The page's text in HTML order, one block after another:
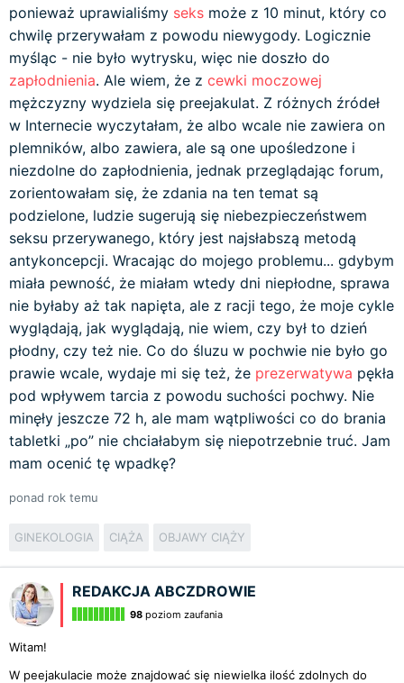
ponieważ uprawialiśmy seks może z 10 minut, który co
chwilę przerywałam z powodu niewygody. Logicznie
myśląc - nie było wytrysku, więc nie doszło do
zapłodnienia. Ale wiem, że z cewki moczowej
mężczyzny wydziela się preejakulat. Z różnych źródeł
w Internecie wyczytałam, że albo wcale nie zawiera on
plemników, albo zawiera, ale są one upośledzone i
niezdolne do zapłodnienia, jednak przeglądając forum,
zorientowałam się, że zdania na ten temat są
podzielone, ludzie sugerują się niebezpieczeństwem
seksu przerywanego, który jest najsłabszą metodą
antykoncepcji. Wracając do mojego problemu... gdybym
miała pewność, że miałam wtedy dni niepłodne, sprawa
nie byłaby aż tak napięta, ale z racji tego, że moje cykle
wyglądają, jak wyglądają, nie wiem, czy był to dzień
płodny, czy też nie. Co do śluzu w pochwie nie było go
prawie wcale, wydaje mi się też, że prezerwatywa pękła
pod wpływem tarcia z powodu suchości pochwy. Nie
minęły jeszcze 72 h, ale mam wątpliwości co do brania
tabletki „po” nie chciałabym się niepotrzebnie truć. Jam
mam ocenić tę wpadkę?
ponad rok temu
GINEKOLOGIA CIĄŻA OBJAWY CIĄŻY
REDAKCJA ABCZDROWIE
98 poziom zaufania
Witam!
W peejakulacie może znajdować się niewielka ilość zdolnych do